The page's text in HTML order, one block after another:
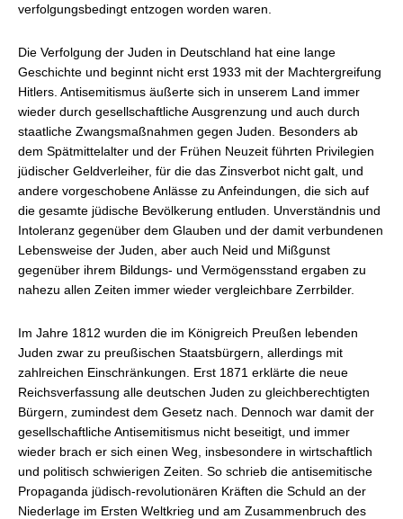
verfolgungsbedingt entzogen worden waren.
Die Verfolgung der Juden in Deutschland hat eine lange
Geschichte und beginnt nicht erst 1933 mit der Machtergreifung
Hitlers. Antisemitismus äußerte sich in unserem Land immer
wieder durch gesellschaftliche Ausgrenzung und auch durch
staatliche Zwangsmaßnahmen gegen Juden. Besonders ab
dem Spätmittelalter und der Frühen Neuzeit führten Privilegien
jüdischer Geldverleiher, für die das Zinsverbot nicht galt, und
andere vorgeschobene Anlässe zu Anfeindungen, die sich auf
die gesamte jüdische Bevölkerung entluden. Unverständnis und
Intoleranz gegenüber dem Glauben und der damit verbundenen
Lebensweise der Juden, aber auch Neid und Mißgunst
gegenüber ihrem Bildungs- und Vermögensstand ergaben zu
nahezu allen Zeiten immer wieder vergleichbare Zerrbilder.
Im Jahre 1812 wurden die im Königreich Preußen lebenden
Juden zwar zu preußischen Staatsbürgern, allerdings mit
zahlreichen Einschränkungen. Erst 1871 erklärte die neue
Reichsverfassung alle deutschen Juden zu gleichberechtigten
Bürgern, zumindest dem Gesetz nach. Dennoch war damit der
gesellschaftliche Antisemitismus nicht beseitigt, und immer
wieder brach er sich einen Weg, insbesondere in wirtschaftlich
und politisch schwierigen Zeiten. So schrieb die antisemitische
Propaganda jüdisch-revolutionären Kräften die Schuld an der
Niederlage im Ersten Weltkrieg und am Zusammenbruch des